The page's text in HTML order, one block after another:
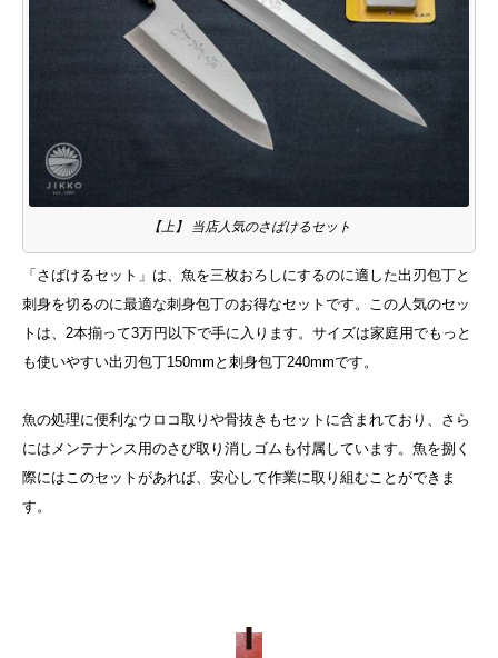
【上】 当店人気のさばけるセット
「さばけるセット」は、魚を三枚おろしにするのに適した出刃包丁と
刺身を切るのに最適な刺身包丁のお得なセットです。この人気のセッ
トは、2本揃って3万円以下で手に入ります。サイズは家庭用でもっと
も使いやすい出刃包丁150mmと刺身包丁240mmです。
魚の処理に便利なウロコ取りや骨抜きもセットに含まれており、さら
にはメンテナンス用のさび取り消しゴムも付属しています。魚を捌く
際にはこのセットがあれば、安心して作業に取り組むことができま
す。